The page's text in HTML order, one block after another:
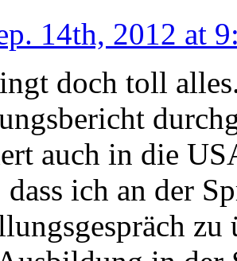
14th, 2012 at
doch toll
auch in die
ich an der